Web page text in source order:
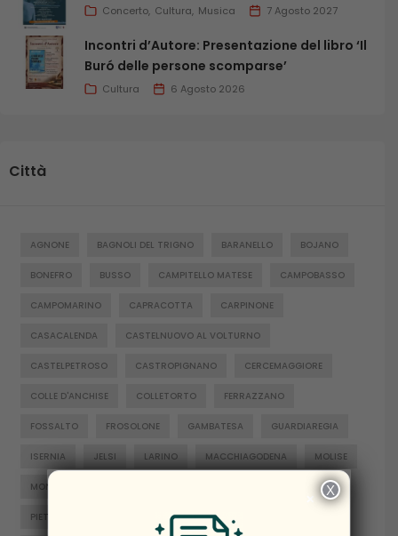
Concerto Cultura Musica 7 Agosto 2027
Incontri d’Autore: Presentazione del libro ‘Il
Buró delle persone scomparse’
Cultura 6 Agosto 2026
Città
AGNONE BAGNOLI DEL TRIGNO BARANELLO BOJANO
BONEFRO BUSSO CAMPITELLO MATESE CAMPOBASSO
CAMPOMARINO CAPRACOTTA CARPINONE
CASACALENDA CASTELNUOVO AL VOLTURNO
CASTELPETROSO CASTROPIGNANO CERCEMAGGIORE
COLLE D'ANCHISE COLLETORTO FERRAZZANO
FOSSALTO FROSOLONE GAMBATESA GUARDIAREGIA
ISERNIA JELSI LARINO MACCHIAGODENA MOLISE
MONTENERO DI BISACCIA
PIETRABBONDANTE PIETRACATELLA
× X